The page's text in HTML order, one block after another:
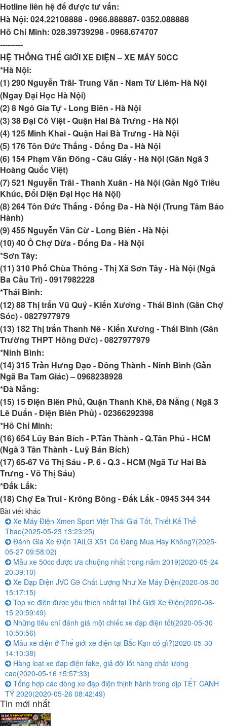
Hotline liên hệ để được tư vấn:
Hà Nội: 024.22108888 - 0966.888887- 0352.088888
Hồ Chí Minh: 028.39739298 - 0968.674707
---------
HỆ THỐNG THẾ GIỚI XE ĐIỆN – XE MÁY 50CC
*Hà Nội:
(1) 290 Nguyễn Trãi- Trung Văn - Nam Từ Liêm- Hà Nội
(Ngay Đại Học Hà Nội)
(2) 8 Ngô Gia Tự - Long Biên - Hà Nội
(3) 38 Đại Cồ Việt - Quận Hai Bà Trưng - Hà Nội
(4) 125 Minh Khai - Quận Hai Bà Trưng - Hà Nội
(5) 176 Tôn Đức Thắng - Đống Đa - Hà Nội
(6) 154 Phạm Văn Đồng - Cầu Giấy - Hà Nội (Gần Ngã 3
Hoàng Quốc Việt)
(7) 521 Nguyễn Trãi - Thanh Xuân - Hà Nội (Gần Ngõ Triều
Khúc, Đối Diện Đại Học Hà Nội)
(8) 264 Tôn Đức Thắng - Đống Đa - Hà Nội (Trung Tâm Bảo
Hành)
(9) 455 Nguyễn Văn Cừ - Long Biên - Hà Nội
(10) 40 Ô Chợ Dừa - Đống Đa - Hà Nội
*Sơn Tây:
(11) 310 Phố Chùa Thông - Thị Xã Sơn Tây - Hà Nội (Ngã
Ba Cầu Trì)-0917982228
*Thái Bình:
(12) 88 Thị trấn Vũ Quý - Kiến Xương - Thái Bình (Gần Chợ
Sóc)-0827977979
(13) 182 Thị trấn Thanh Nê - Kiến Xương - Thái Bình (Gần
Trường THPT Hồng Đức) -0827977979
*Ninh Bình:
(14) 315 Trần Hưng Đạo - Đông Thành - Ninh Bình (Gần
Ngã Ba Tam Giác)–0968238928
*Đà Nẵng:
(15) 15 Điện Biên Phủ, Quận Thanh Khê, Đà Nẵng ( Ngã 3
Lê Duẩn - Điện Biên Phủ) -02366292398
*Hồ Chí Minh:
(16) 654 Lũy Bán Bích - P.Tân Thành - Q.Tân Phú - HCM
(Ngã 3 Tân Thành - Luỹ Bán Bích)
(17) 65-67 Võ Thị Sáu - P. 6 - Q.3 - HCM (Ngã Tư Hai Bà
Trưng - Võ Thị Sáu)
*Đắk Lắk:
(18) Chợ Ea Trul - Krông Bông - Đắk Lắk -0945 344 344
Bài viết khác
Xe Máy Điện Xmen Sport Việt Thái Giá Tốt, Thiết Kế Thể
Thao(2025-05-23 13:23:25)
Đánh Giá Xe Điện TAILG X51 Có Đáng Mua Hay Không?(2025-
05-27 09:58:02)
Mẫu xe 50cc được ưa chuộng nhất trong năm 2019(2020-05-24
20:39:10)
Xe Đạp Điện JVC G9 Chất Lượng Như Xe Máy Điện(2020-08-30
15:17:15)
Top xe điện được yêu thích nhất tại Thế Giới Xe Điện(2020-06-
15 20:59:49)
Những tiêu chí đánh giá một chiếc xe đạp điện tốt(2020-05-30
10:50:56)
Mẫu xe điện ở Thế giới xe điện tại Bắc Kạn có gì?(2020-05-30
14:10:38)
Hàng loạt xe đạp điện fake, giả đội lốt hàng chất lượng
cao(2020-05-16 15:57:33)
Tổng hợp các dòng xe đạp điện thịnh hành trong dịp TẾT CANH
TÝ 2020(2020-05-26 08:42:49)
Tin mới nhất